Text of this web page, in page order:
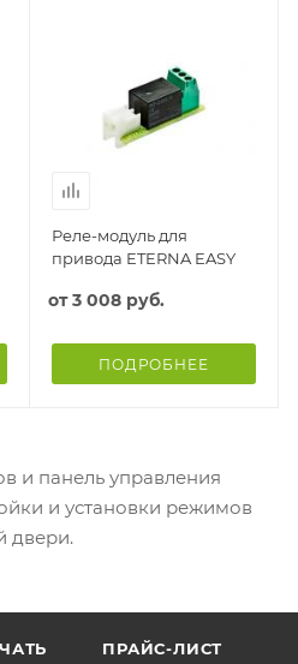
Реле-модуль для
привода ETERNA EASY
от3 008 руб.
ПОДРОБНЕЕ
и панель управления
и установки режимов
двери.
ПРАЙС-ЛИСТ